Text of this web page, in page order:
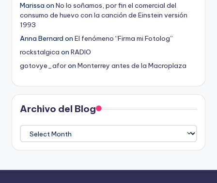
Marissa on No lo soñamos, por fin el comercial del
consumo de huevo con la canción de Einstein versión
1993
Anna Bernard on El fenómeno “Firma mi Fotolog”
rockstalgica on RADIO
gotovye_aforon Monterrey antes de la Macroplaza
Archivo del Blog
Archivo
del
Blog